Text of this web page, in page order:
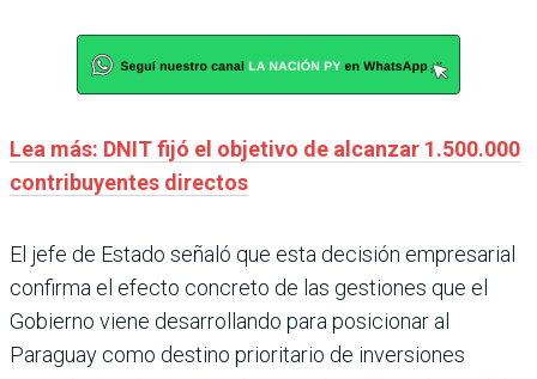
Lea más: DNIT fijó el objetivo de alcanzar 1.500.000
contribuyentes directos
El jefe de Estado señaló que esta decisión empresarial
confirma el efecto concreto de las gestiones que el
Gobierno viene desarrollando para posicionar al
Paraguay como destino prioritario de inversiones